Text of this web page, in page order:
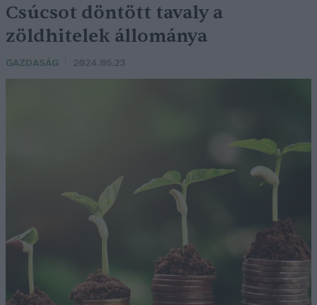
Csúcsot döntött tavaly a
zöldhitelek állománya
GAZDASÁG 2024.05.23